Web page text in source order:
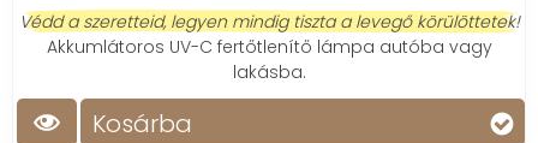
Védd a szeretteid, legyen mindig tiszta a levegő körülöttetek!
Akkumlátoros UV-C fertőtlenítő lámpa autóba vagy
lakásba.
Kosárba